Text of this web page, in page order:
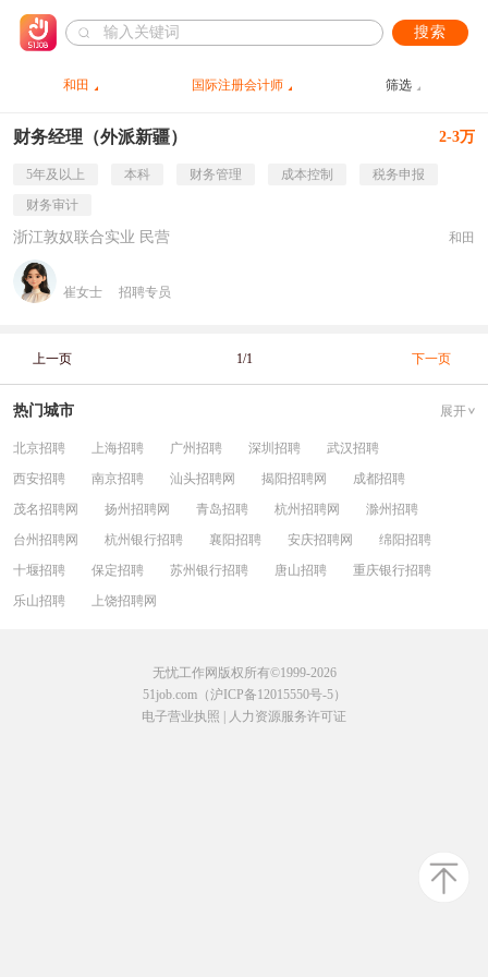
搜索
和田 国际注册会计师 筛选
财务经理（外派新疆） 2-3万
5年及以上 本科 财务管理 成本控制
税务申报
财务审计
浙江敦奴联合实业 民营 和田
崔女士 招聘专员
上一页 1/1 下一页
热门城市 展开
北京招聘 上海招聘 广州招聘 深圳招聘
武汉招聘
西安招聘
南京招聘 汕头招聘网 揭阳招聘网
成都招聘
茂名招聘网
扬州招聘网 青岛招聘 杭州招聘网
滁州招聘
台州招聘网
杭州银行招聘 襄阳招聘 安庆招聘网
绵阳招聘
十堰招聘
保定招聘 苏州银行招聘 唐山招聘
重庆银行招聘
乐山招聘
上饶招聘网
无忧工作网版权所有©1999-2026
51job.com（沪ICP备12015550号-5）
电子营业执照
人力资源服务许可证